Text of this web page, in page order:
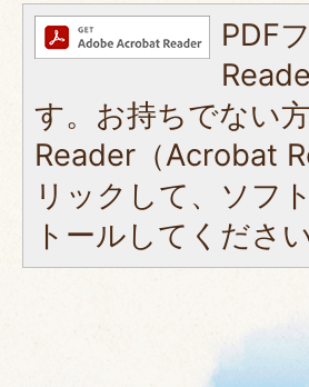
PDF
す。お持ちでない
Reader（Acrobat
リックして、ソフ
トールしてください